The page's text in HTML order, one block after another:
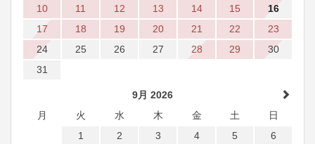
10
11 12 13 14 15
16
17
18 19 20 21 22
23
24
25 26 27 28 29
30
31
9月 2026
月
火 水 木 金 土
日
1
2 3 4 5
6